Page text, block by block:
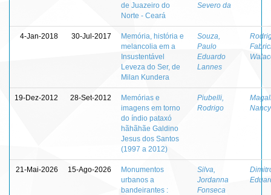
de Juazeiro do
Norte - Ceará
Severo da
4-Jan-2018 30-Jul-2017
Memória, história e
melancolia em a
Insustentável
Leveza do Ser, de
Milan Kundera
Souza,
Paulo
Eduardo
Lannes
19-Dez-2012 28-Set-2012
Memórias e
imagens em torno
do índio pataxó
hãhãhãe Galdino
Jesus dos Santos
(1997 a 2012)
Piubelli,
Rodrigo
21-Mai-2026 15-Ago-2026
Monumentos
urbanos a
bandeirantes :
Silva,
Jordanna
Fonseca